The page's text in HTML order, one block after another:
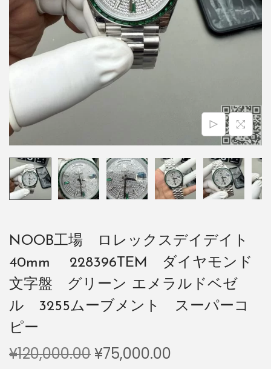
NOOB工場 ロレックスデイデイト
40mm 228396TEM ダイヤモンド
文字盤 グリーン エメラルドベゼ
ル 3255ムーブメント スーパーコ
ピー
¥120,000.00¥75,000.00